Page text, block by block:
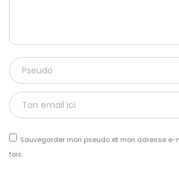
Sauvegarder mon pseudo et mon adresse
fois.